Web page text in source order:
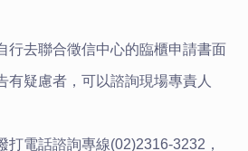
行去聯合徵信中心的臨櫃申請書面
有疑慮者，可以諮詢現場專責人
打電話諮詢專線(02)2316-3232，